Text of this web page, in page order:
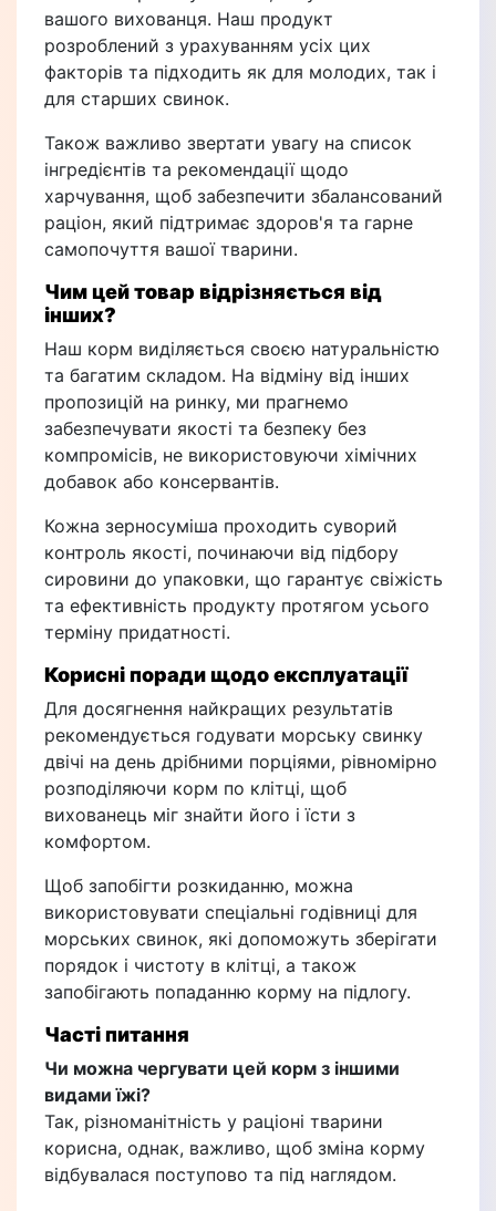
вашого вихованця. Наш продукт
розроблений з урахуванням усіх цих
факторів та підходить як для молодих, так і
для старших свинок.
Також важливо звертати увагу на список
інгредієнтів та рекомендації щодо
харчування, щоб забезпечити збалансований
раціон, який підтримає здоров'я та гарне
самопочуття вашої тварини.
Чим цей товар відрізняється від
інших?
Наш корм виділяється своєю натуральністю
та багатим складом. На відміну від інших
пропозицій на ринку, ми прагнемо
забезпечувати якості та безпеку без
компромісів, не використовуючи хімічних
добавок або консервантів.
Кожна зерносуміша проходить суворий
контроль якості, починаючи від підбору
сировини до упаковки, що гарантує свіжість
та ефективність продукту протягом усього
терміну придатності.
Корисні поради щодо експлуатації
Для досягнення найкращих результатів
рекомендується годувати морську свинку
двічі на день дрібними порціями, рівномірно
розподіляючи корм по клітці, щоб
вихованець міг знайти його і їсти з
комфортом.
Щоб запобігти розкиданню, можна
використовувати спеціальні годівниці для
морських свинок, які допоможуть зберігати
порядок і чистоту в клітці, а також
запобігають попаданню корму на підлогу.
Часті питання
Чи можна чергувати цей корм з іншими
видами їжі?
Так, різноманітність у раціоні тварини
корисна, однак, важливо, щоб зміна корму
відбувалася поступово та під наглядом.